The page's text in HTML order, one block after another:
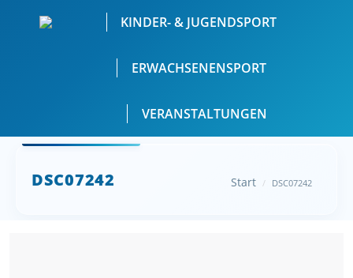
KINDER- & JUGENDSPORT
ERWACHSENENSPORT
VERANSTALTUNGEN
DSC07242
Sie befinden sich
Start DSC07242